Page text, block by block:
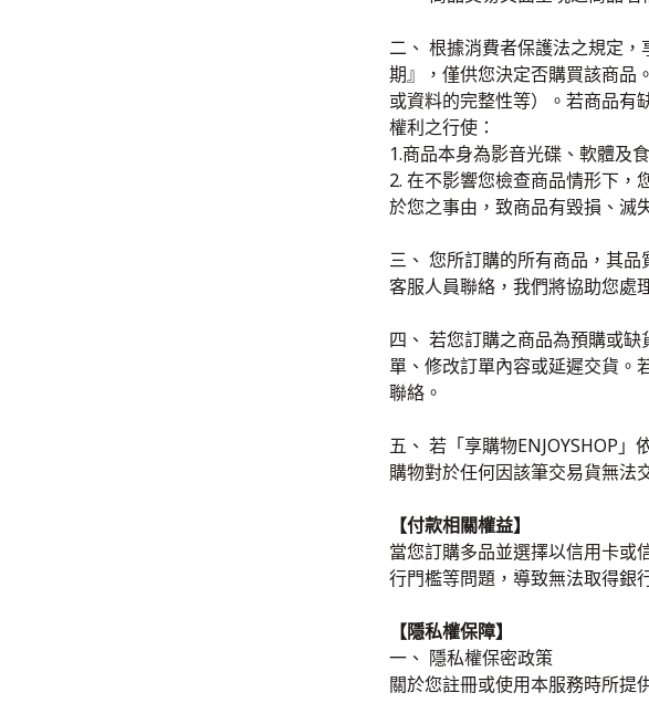
二、 根據消費者保護法之規定
期』，僅供您決定否購買該商品
或資料的完整性等）。若商品有
權利之行使：
1.商品本身為影音光碟、軟體及
2. 在不影響您檢查商品情形下
於您之事由，致商品有毀損、滅
三、 您所訂購的所有商品，其
客服人員聯絡，我們將協助您處
四、 若您訂購之商品為預購或
單、修改訂單內容或延遲交貨。
聯絡。
五、 若「享購物ENJOYSHOP
購物對於任何因該筆交易貨無法
【付款相關權益】
當您訂購多品並選擇以信用卡或
行門檻等問題，導致無法取得銀
【隱私權保障】
一、 隱私權保密政策
關於您註冊或使用本服務時所提